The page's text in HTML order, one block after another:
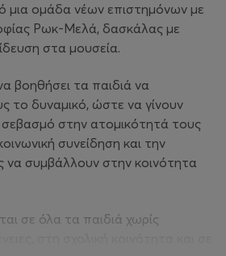
μια ομάδα νέων επιστημόνων με
Ρωκ-Μελά, δασκάλας με
στα μουσεία.
βοηθήσει τα παιδιά να
το δυναμικό, ώστε να γίνουν
σεβασμό στην ατομικότητά τους
συνείδηση και την
να συμβάλλουν στην κοινότητα
σε όλα τα παιδιά χωρίς